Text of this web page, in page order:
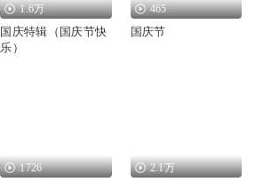
1.6万
国庆特辑（国庆节快
乐）
465
国庆节
1726 2.1万